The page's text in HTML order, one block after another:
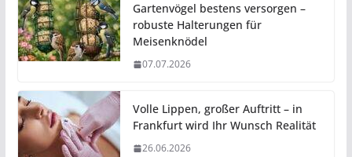
Gartenvögel bestens versorgen –
robuste Halterungen für
Meisenknödel
07.07.2026
Volle Lippen, großer Auftritt – in
Frankfurt wird Ihr Wunsch Realität
26.06.2026